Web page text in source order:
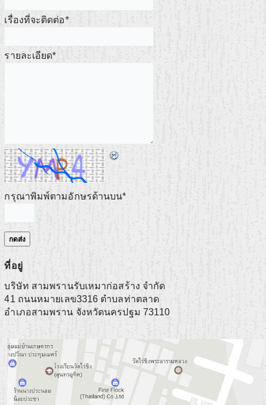
เรื่องที่จะติดต่อ*
รายละเอียด*
กรุณาพิมพ์ตามอักษรด้านบน*
ที่อยู่
บริษัท สามพรานรับเหมาก่อสร้าง จำกัด
41 ถนนหมายเลข3316 ตำบลท่าตลาด
อำเภอสามพราน จังหวัดนครปฐม 73110